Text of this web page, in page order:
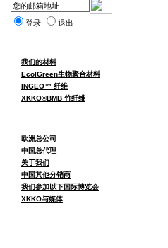
登录 退出
我们的材料
EcolGreen生物聚合材料
INGEO™ 纤维
XKKO®BMB 竹纤维
欧洲总公司
中国总代理
关于我们
中国其他分销商
我们参加以下国际博览会
XKKO与媒体